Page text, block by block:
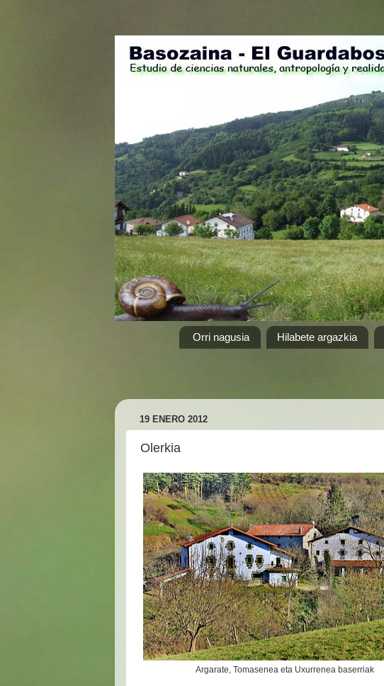
Orri nagusia Hilabete argazkia
19 ENERO 2012
Olerkia
Argarate, Tomasenea eta Uxurrenea baserriak